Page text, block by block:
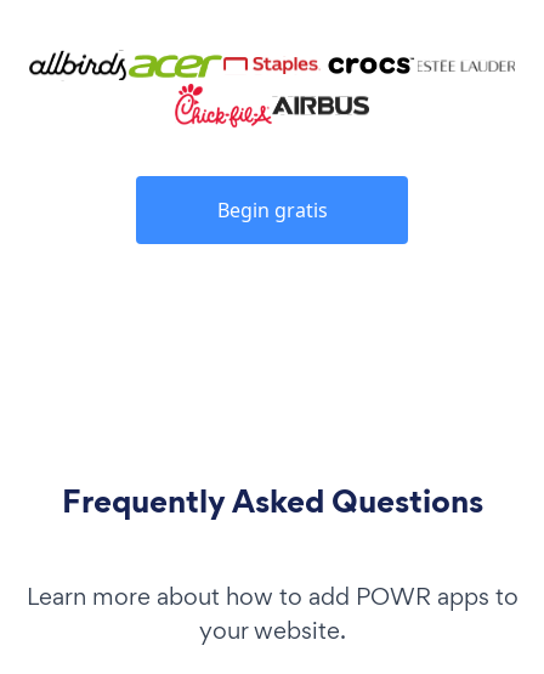
Begin gratis
Frequently Asked Questions
Learn more about how to add POWR apps to
your website.